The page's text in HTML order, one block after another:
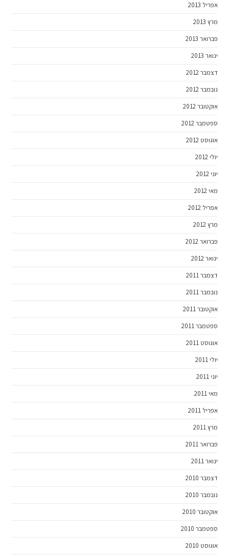
אפריל 2013
מרץ 2013
פברואר 2013
ינואר 2013
דצמבר 2012
נובמבר 2012
אוקטובר 2012
ספטמבר 2012
אוגוסט 2012
יולי 2012
יוני 2012
מאי 2012
אפריל 2012
מרץ 2012
פברואר 2012
ינואר 2012
דצמבר 2011
נובמבר 2011
אוקטובר 2011
ספטמבר 2011
אוגוסט 2011
יולי 2011
יוני 2011
מאי 2011
אפריל 2011
מרץ 2011
פברואר 2011
ינואר 2011
דצמבר 2010
נובמבר 2010
אוקטובר 2010
ספטמבר 2010
אוגוסט 2010